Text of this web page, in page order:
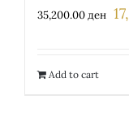
35,200.00ден
Add to cart